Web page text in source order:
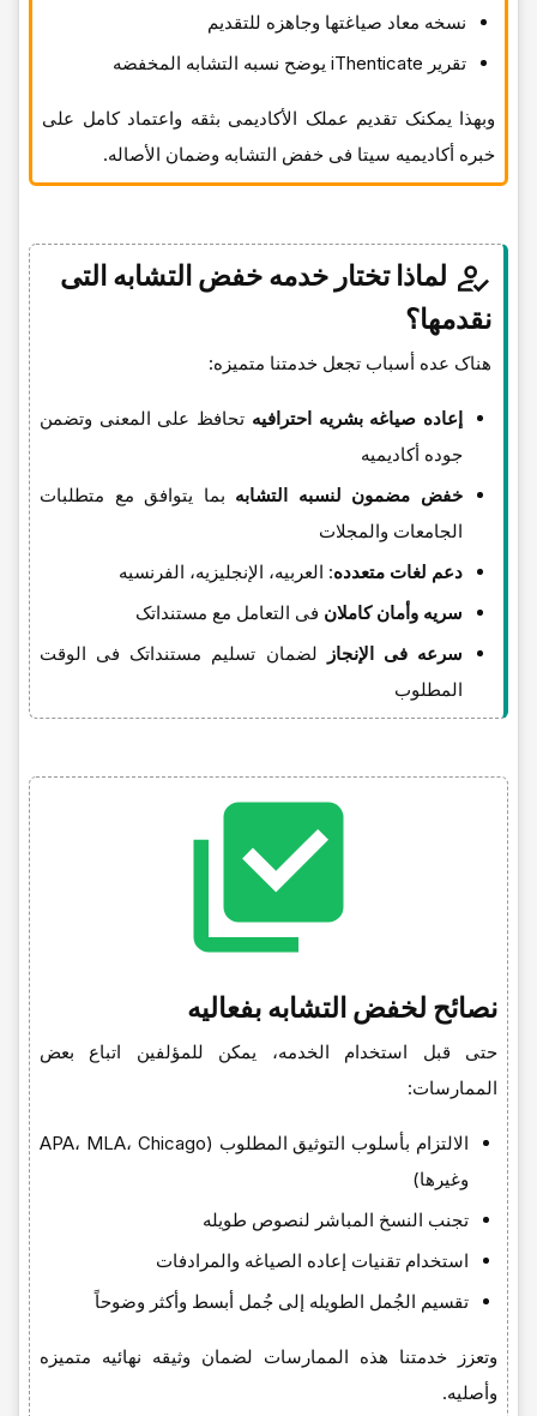
نسخه معاد صیاغتها وجاهزه للتقدیم
تقریر iThenticate یوضح نسبه التشابه المخفضه
وبهذا یمکنک تقدیم عملک الأکادیمی بثقه واعتماد کامل على
خبره أکادیمیه سیتا فی خفض التشابه وضمان الأصاله.
لماذا تختار خدمه خفض التشابه التی
نقدمها؟
هناک عده أسباب تجعل خدمتنا متمیزه:
إعاده صیاغه بشریه احترافیه تحافظ على المعنى وتضمن
جوده أکادیمیه
خفض مضمون لنسبه التشابه بما یتوافق مع متطلبات
الجامعات والمجلات
دعم لغات متعدده: العربیه، الإنجلیزیه، الفرنسیه
سریه وأمان کاملان فی التعامل مع مستنداتک
سرعه فی الإنجاز
لضمان تسلیم مستنداتک فی الوقت
المطلوب
نصائح لخفض التشابه بفعالیه
حتى قبل استخدام الخدمه، یمکن للمؤلفین اتباع بعض
الممارسات:
الالتزام بأسلوب التوثیق المطلوب (APA، MLA، Chicago
وغیرها)
تجنب النسخ المباشر لنصوص طویله
استخدام تقنیات إعاده الصیاغه والمرادفات
تقسیم الجُمل الطویله إلى جُمل أبسط وأکثر وضوحاً
وتعزز خدمتنا هذه الممارسات لضمان وثیقه نهائیه متمیزه
وأصلیه.